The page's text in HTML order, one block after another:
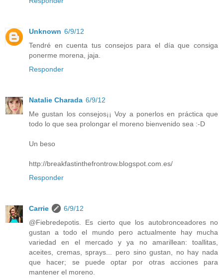
Unknown 6/9/12
Tendré en cuenta tus consejos para el día que consiga
ponerme morena, jaja.
Responder
Natalie Charada 6/9/12
Me gustan los consejos¡¡ Voy a ponerlos en práctica que
todo lo que sea prolongar el moreno bienvenido sea :-D
Un beso
http://breakfastinthefrontrow.blogspot.com.es/
Responder
Carrie
6/9/12
@Fiebredepotis. Es cierto que los autobronceadores no
gustan a todo el mundo pero actualmente hay mucha
variedad en el mercado y ya no amarillean: toallitas,
aceites, cremas, sprays... pero sino gustan, no hay nada
que hacer; se puede optar por otras acciones para
mantener el moreno.